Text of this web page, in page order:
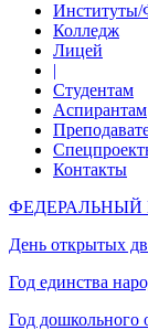
Институты/
Колледж
Лицей
|
Студентам
Аспирантам
Контакты
День открытых
Год единства
Год дошкольного